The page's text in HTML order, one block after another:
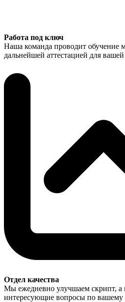
Работа под ключ
Наша команда проводит обучение
дальнейшей аттестацией для
Отдел качества
Мы ежедневно улучшаем скрипт, а
интересующие вопросы по вашему